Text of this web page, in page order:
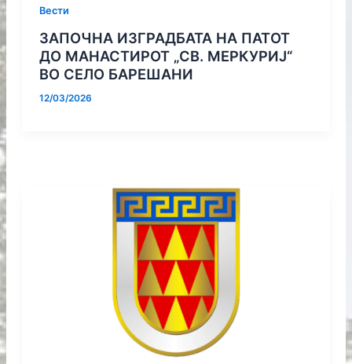
Вести
ЗАПОЧНА ИЗГРАДБАТА НА ПАТOT
ДО МАНАСТИРОТ „СВ. МЕРКУРИЈ“
ВО СЕЛО БАРЕШАНИ
12/03/2026